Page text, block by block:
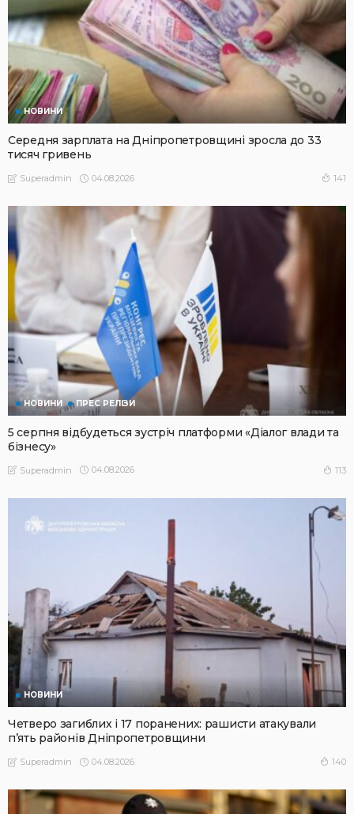
НОВИНИ
Середня зарплата на Дніпропетровщині зросла до 33
тисяч гривень
Superadmin 04.08.2026 141
НОВИНИ ПРЕС РЕЛІЗИ
5 серпня відбудеться зустріч платформи «Діалог влади та
бізнесу»
Superadmin 04.08.2026 113
НОВИНИ
Четверо загиблих і 17 поранених: рашисти атакували
п’ять районів Дніпропетровщини
Superadmin 04.08.2026 140